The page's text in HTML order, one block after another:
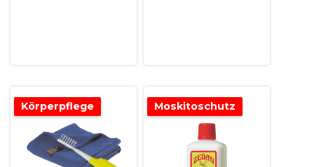
Körperpflege Moskitoschutz